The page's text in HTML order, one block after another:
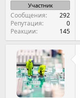
Участник
Сообщения
292
Репутация
0
Реакции
145